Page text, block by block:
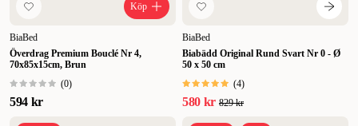
Köp
BiaBed
Överdrag Premium Bouclé Nr 4,
70x85x15cm, Brun
(0)
594 kr
BiaBed
Biabädd Original Rund Svart Nr 0 - Ø
50 x 50 cm
(4)
580 kr 829 kr